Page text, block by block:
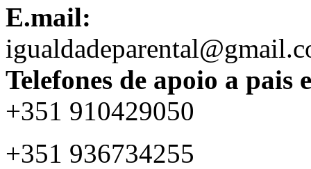
E.mail:
Telefones de apoio a pais
+351 910429050
+351 936734255